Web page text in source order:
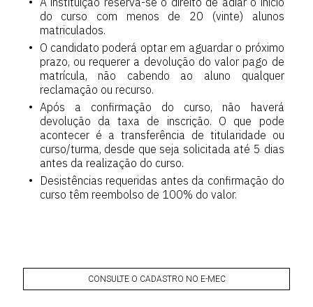
do curso com menos de 20 (vinte) alunos
matriculados.
O candidato poderá optar em aguardar o próximo
prazo, ou requerer a devolução do valor pago de
matrícula, não cabendo ao aluno qualquer
reclamação ou recurso.
Após a confirmação do curso, não haverá
devolução da taxa de inscrição. O que pode
acontecer é a transferência de titularidade ou
curso/turma, desde que seja solicitada até 5 dias
antes da realização do curso.
Desistências requeridas antes da confirmação do
curso têm reembolso de 100% do valor.
CONSULTE O CADASTRO NO E-MEC